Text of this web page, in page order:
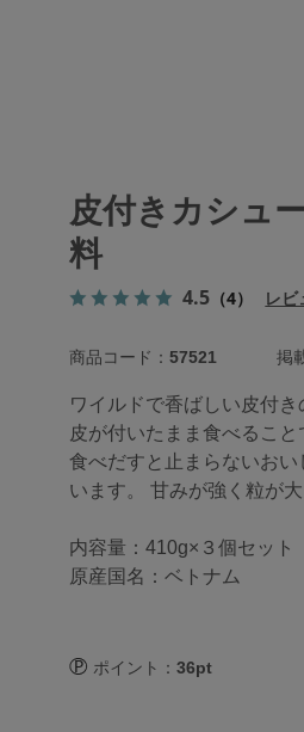
皮付きカシュ
料
4.5 （4） レビ
商品コード：57521 掲
ワイルドで香ばしい皮付き
皮が付いたまま食べるこ
食べだすと止まらないお
います。 甘みが強く粒が
内容量：410g×３個セット
原産国名：ベトナム
ポイント：36pt